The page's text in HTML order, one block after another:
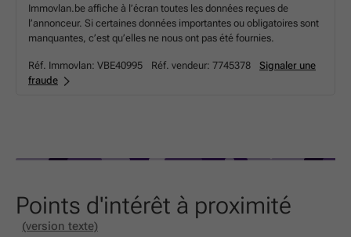
Immovlan.be affiche à l’écran toutes les données reçues de
l’annonceur. Si certaines données importantes ou obligatoires sont
manquantes, c’est qu’elles ne nous ont pas été fournies.
Réf. Immovlan: VBE40995 Réf. vendeur: 7745378
Signaler une
fraude
Points d'intérêt à proximité
(version texte)